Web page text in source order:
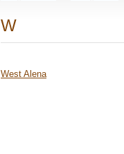
W
West Alena